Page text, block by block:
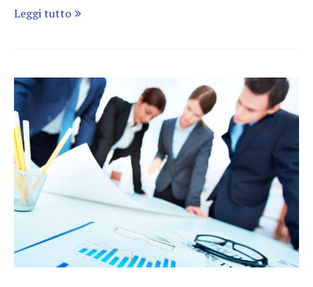
Leggi tutto